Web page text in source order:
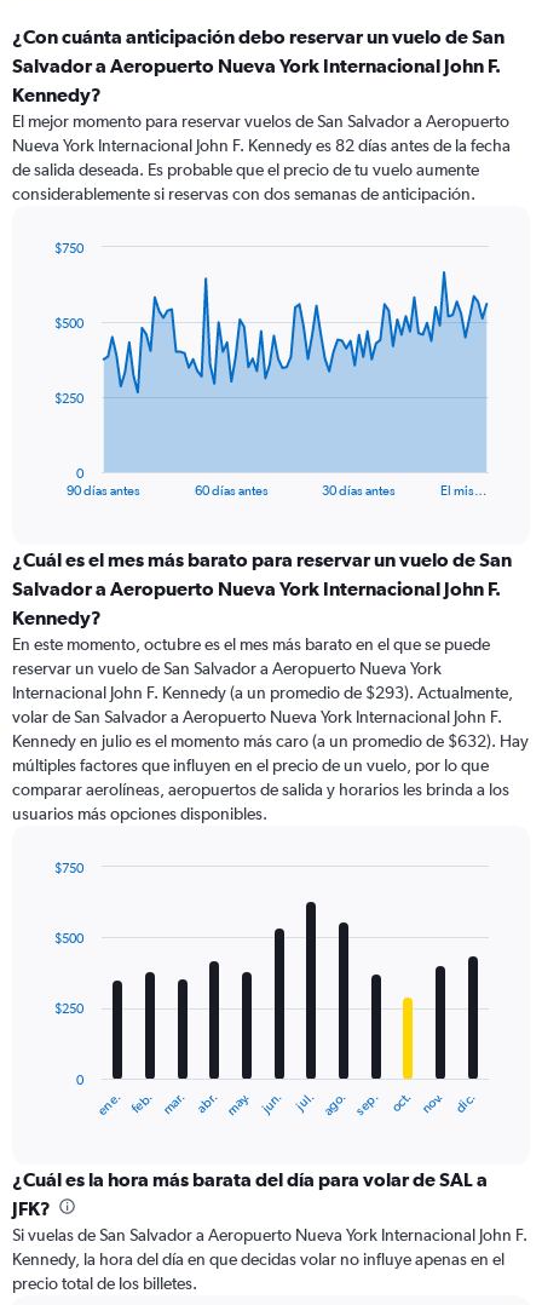
¿Con cuánta anticipación debo reservar un vuelo de San
Salvador a Aeropuerto Nueva York Internacional John F.
Kennedy?
El mejor momento para reservar vuelos de San Salvador a Aeropuerto
Nueva York Internacional John F. Kennedy es 82 días antes de la fecha
de salida deseada. Es probable que el precio de tu vuelo aumente
considerablemente si reservas con dos semanas de anticipación.
data
The
categories.
Range:
categories.
The
chart
has
1
Y
axis
displaying
values.
to
90 días antes 60 días antes 30 días antes El mis…
0
$250
$500
$750
¿Cuál es el mes más barato para reservar un vuelo de San
Salvador a Aeropuerto Nueva York Internacional John F.
Kennedy?
En este momento, octubre es el mes más barato en el que se puede
reservar un vuelo de San Salvador a Aeropuerto Nueva York
Internacional John F. Kennedy (a un promedio de $293). Actualmente,
volar de San Salvador a Aeropuerto Nueva York Internacional John F.
Kennedy en julio es el momento más caro (a un promedio de $632). Hay
múltiples factores que influyen en el precio de un vuelo, por lo que
comparar aerolíneas, aeropuertos de salida y horarios les brinda a los
usuarios más opciones disponibles.
with
12
The
categories.
Range:
12
categories.
The
chart
ene. feb. mar. abr. may. jun. jul. ago. sep. oct. nov. dic.
0
$250
$500
$750
¿Cuál es la hora más barata del día para volar de SAL a
JFK?
Si vuelas de San Salvador a Aeropuerto Nueva York Internacional John F.
Kennedy, la hora del día en que decidas volar no influye apenas en el
precio total de los billetes.